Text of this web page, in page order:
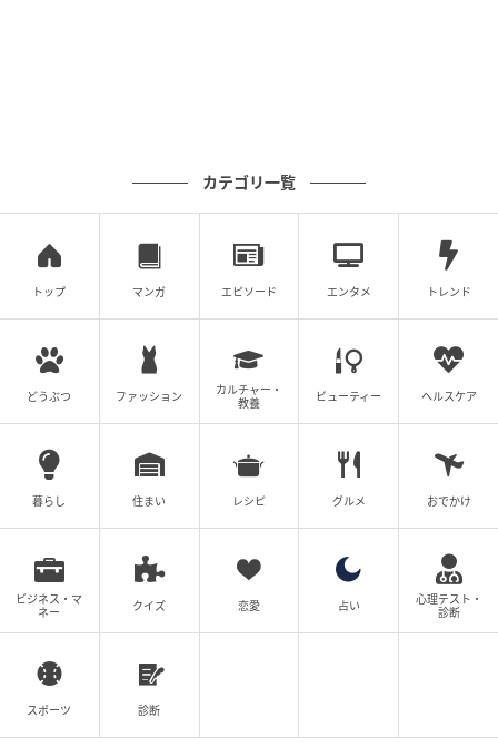
カテゴリ一覧
トップ マンガ エピソード エンタメ トレンド
どうぶつ ファッション
カルチャー・
教養
ビューティー ヘルスケア
暮らし 住まい レシピ グルメ おでかけ
ビジネス・マ
ネー
クイズ 恋愛 占い
心理テスト・
診断
スポーツ 診断